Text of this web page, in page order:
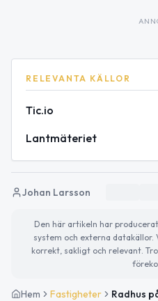
RELEVANTA KÄLLOR
Tic.io
Lantmäteriet
Johan Larsson
Den här artikeln har
system och externa
korrekt, sakligt och relevant.
Hem Fastigheter